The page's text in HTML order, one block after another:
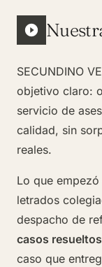
SECUNDINO
objetivo claro:
servicio de
calidad, sin
reales.
Lo que
letrados
despacho de
casos resueltos
caso que